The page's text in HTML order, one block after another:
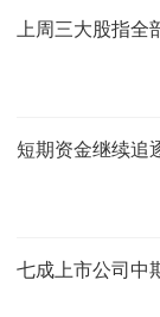
上周三大股指
短期资金继续追
七成上市公司中